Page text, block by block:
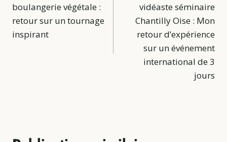
boulangerie végétale :
retour sur un tournage
inspirant
vidéaste séminaire
Chantilly Oise : Mon
retour d’expérience
sur un événement
international de 3
jours